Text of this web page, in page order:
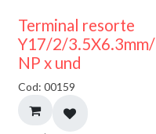
50% DESCUENTO
Terminal resorte
Y17/2/3.5X6.3mm/
NP x und
Cod: 00159